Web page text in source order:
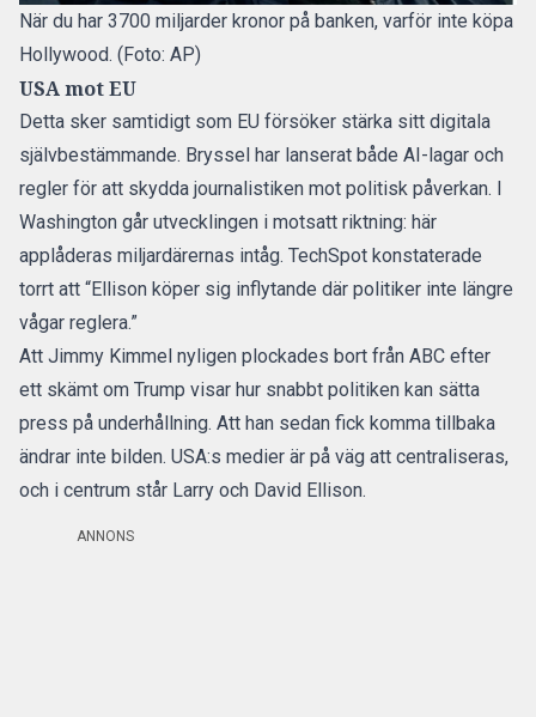
När du har 3700 miljarder kronor på banken, varför inte köpa
Hollywood. (Foto: AP)
USA mot EU
Detta sker samtidigt som EU försöker stärka sitt digitala
självbestämmande. Bryssel har lanserat både AI-lagar och
regler för att skydda journalistiken mot politisk påverkan. I
Washington går utvecklingen i motsatt riktning: här
applåderas miljardärernas intåg. TechSpot konstaterade
torrt att “Ellison köper sig inflytande där politiker inte längre
vågar reglera.”
Att Jimmy Kimmel nyligen plockades bort från ABC efter
ett skämt om Trump visar hur snabbt politiken kan sätta
press på underhållning. Att han sedan fick komma tillbaka
ändrar inte bilden. USA:s medier är på väg att centraliseras,
och i centrum står Larry och David Ellison.
ANNONS